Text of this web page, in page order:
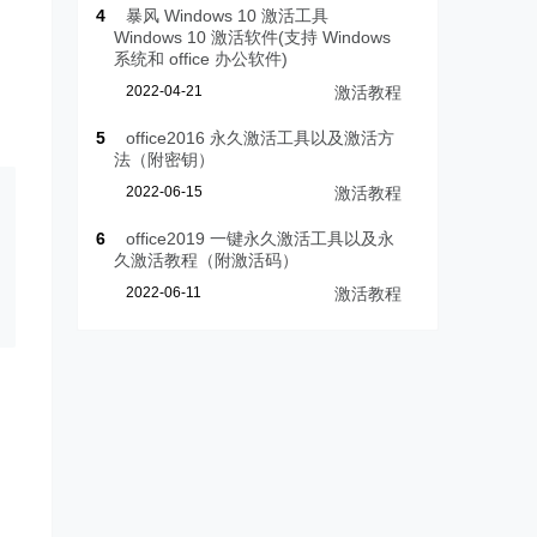
4
暴风 Windows 10 激活工具
Windows 10 激活软件(支持 Windows
系统和 office 办公软件)
2022-04-21 激活教程
5
office2016 永久激活工具以及激活方
法（附密钥）
2022-06-15 激活教程
6
office2019 一键永久激活工具以及永
久激活教程（附激活码）
2022-06-11 激活教程